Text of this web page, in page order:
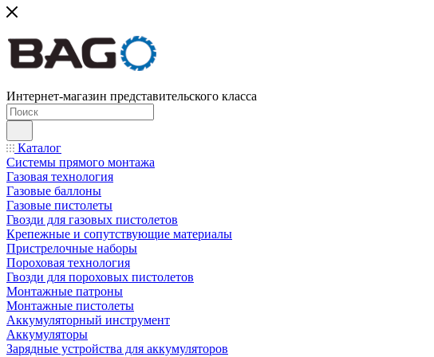
Интернет-магазин представительского класса
Каталог
Системы прямого монтажа
Газовая технология
Газовые баллоны
Газовые пистолеты
Гвозди для газовых пистолетов
Крепежные и сопутствующие материалы
Пристрелочные наборы
Пороховая технология
Гвозди для пороховых пистолетов
Монтажные патроны
Монтажные пистолеты
Аккумуляторный инструмент
Аккумуляторы
Зарядные устройства для аккумуляторов